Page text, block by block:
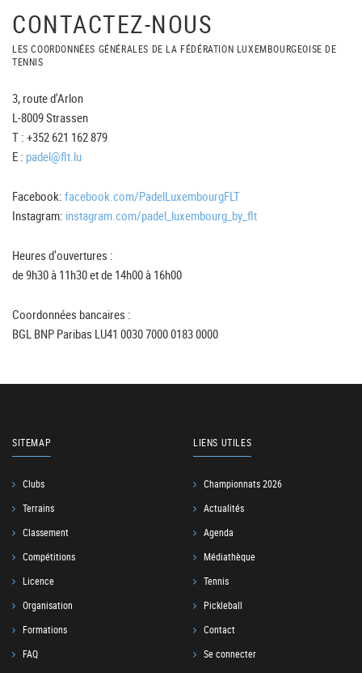
CONTACTEZ-NOUS
LES COORDONNÉES GÉNÉRALES DE LA FÉDÉRATION LUXEMBOURGEOISE DE
TENNIS
3, route d'Arlon
L-8009 Strassen
T : +352 621 162 879
E : padel@flt.lu
Facebook: facebook.com/PadelLuxembourgFLT
Instagram: instagram.com/padel_luxembourg_by_flt
Heures d'ouvertures :
de 9h30 à 11h30 et de 14h00 à 16h00
Coordonnées bancaires :
BGL BNP Paribas LU41 0030 7000 0183 0000
SITEMAP
Clubs
Terrains
Classement
Compétitions
Licence
Organisation
Formations
FAQ
LIENS UTILES
Championnats 2026
Actualités
Agenda
Médiathèque
Tennis
Pickleball
Contact
Se connecter